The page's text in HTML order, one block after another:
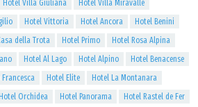
Hotel Villa Giuliana
Hotel Villa Miravalle
Hotel Vittoria Hotel Ancora
Hotel Benini
della Trota Hotel Primo
Hotel Rosa Alpina
Hotel Al Lago Hotel Alpino
Hotel Benacense
Francesca Hotel Elite
Hotel La Montanara
Hotel Orchidea Hotel Panorama
Hotel Rastel de Fer